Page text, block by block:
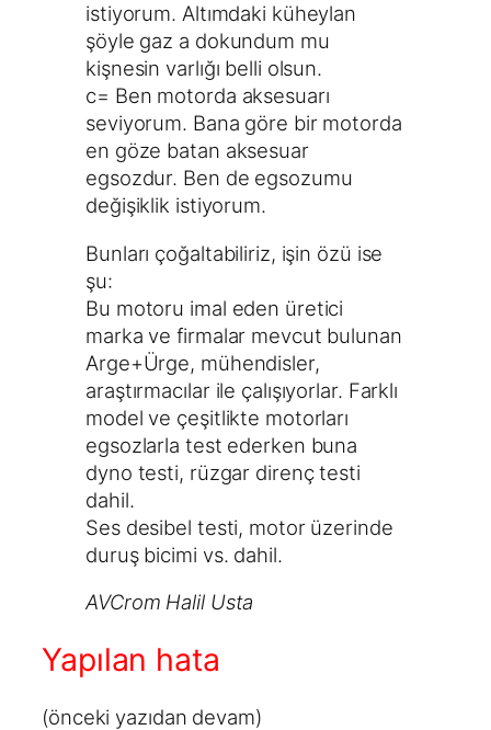
istiyorum. Altımdaki küheylan
şöyle gaz a dokundum mu
kişnesin varlığı belli olsun.
c= Ben motorda aksesuarı
seviyorum. Bana göre bir motorda
en göze batan aksesuar
egsozdur. Ben de egsozumu
değişiklik istiyorum.
Bunları çoğaltabiliriz, işin özü ise
şu:
Bu motoru imal eden üretici
marka ve firmalar mevcut bulunan
Arge+Ürge, mühendisler,
araştırmacılar ile çalışıyorlar. Farklı
model ve çeşitlikte motorları
egsozlarla test ederken buna
dyno testi, rüzgar direnç testi
dahil.
Ses desibel testi, motor üzerinde
duruş bicimi vs. dahil.
AVCrom Halil Usta
Yapılan hata
(önceki yazıdan devam)